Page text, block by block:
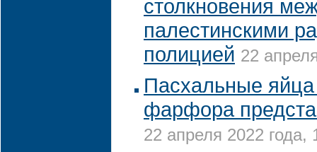
столкновения
палестинскими
полицией 22
Пасхальные яйца
фарфора
22 апреля 2022 года,